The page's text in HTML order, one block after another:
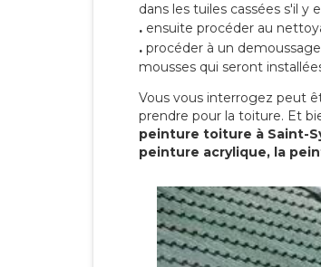
dans les tuiles cassées s'il y
. ensuite procéder au
. procéder à un
mousses qui seront
Vous vous interrogez peut
prendre pour la toiture. Et
peinture toiture à Saint-
peinture acrylique, la